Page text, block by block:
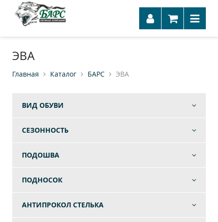
ЭВА
Главная Каталог БАРС ЭВА
ВИД ОБУВИ
СЕЗОННОСТЬ
ПОДОШВА
ПОДНОСОК
АНТИПРОКОЛ СТЕЛЬКА